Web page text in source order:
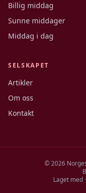
Billig middag
Sunne middager
Middag i dag
SELSKAPET
Artikler
Om oss
Kontakt
©2026
Laget med